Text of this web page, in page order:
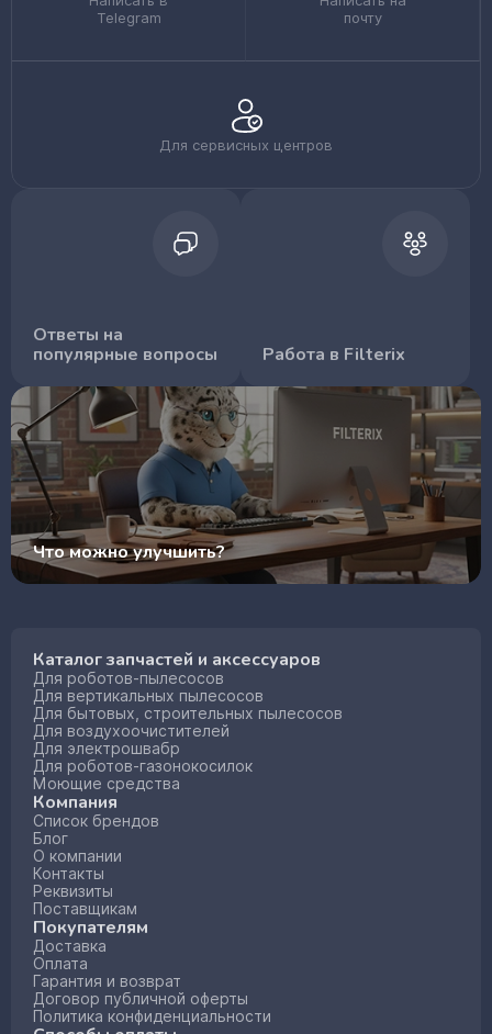
Telegram
почту
Для сервисных центров
Ответы на
популярные вопросы
Работа в Filterix
Что можно улучшить?
Каталог запчастей и аксессуаров
Для роботов-пылесосов
Для вертикальных пылесосов
Для бытовых, строительных пылесосов
Для воздухоочистителей
Для электрошвабр
Для роботов-газонокосилок
Моющие средства
Компания
Список брендов
Блог
О компании
Контакты
Реквизиты
Поставщикам
Покупателям
Доставка
Оплата
Гарантия и возврат
Договор публичной оферты
Политика конфиденциальности